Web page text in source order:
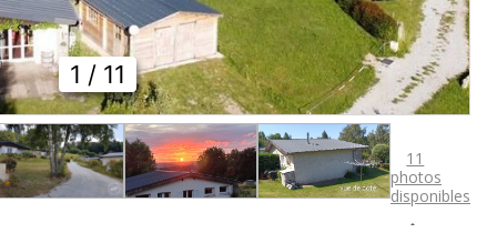
1 / 11
11
photos
disponibles